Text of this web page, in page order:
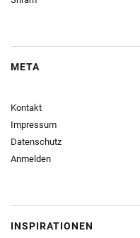
META
Kontakt
Impressum
Datenschutz
Anmelden
INSPIRATIONEN